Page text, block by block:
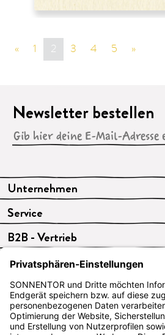
« vorige Seite
1 2 3 4 5 »
Unternehmen
Service
B2B - Vertrieb
Newsletter bestellen
Deutsch